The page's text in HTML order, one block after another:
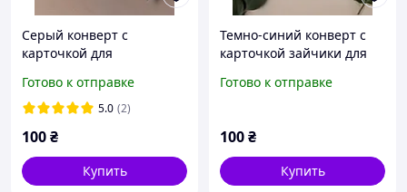
Серый конверт с
карточкой для
Скрининг Вечеринка
угадай пол ребенка
Готово к отправке
5.0 (2)
100₴
Купить
Темно-синий конверт с
карточкой зайчики для
Скрининг Вечеринка
Готово к отправке
100₴
Купить